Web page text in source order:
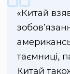
«Китай
таємниці,
Китай